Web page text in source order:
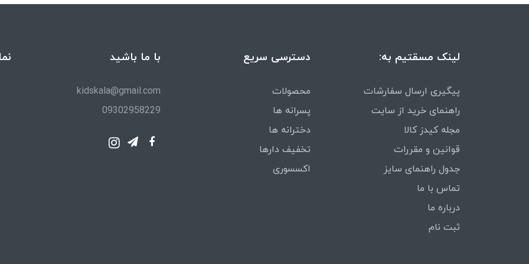
لینک مسقتیم به:
پیگیری ارسال سفارشات
راهنمای خرید از سایت
مجله کیدز کالا
قوانین و مقررات
جدول راهنمای سایز
تماس با ما
درباره ما
ثبت نام
دسترسی سریع
محصولات
پسرانه ها
دخترانه ها
تخفیف دارها
اکسسوری
با ما باشید
kidskala@gmail.com
09302958229